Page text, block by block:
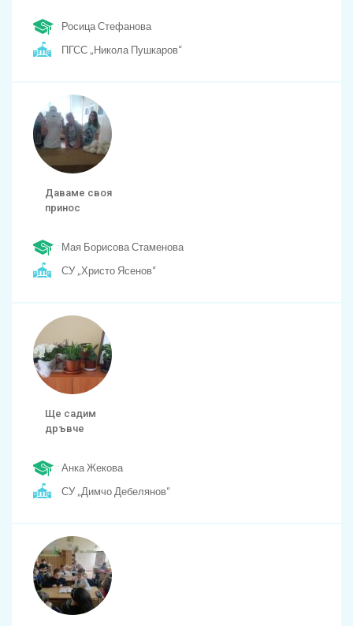
Росица Стефанова
ПГСС „Никола Пушкаров“
Даваме своя
принос
Мая Борисова Стаменова
СУ „Христо Ясенов“
Ще садим
дръвче
Анка Жекова
СУ „Димчо Дебелянов“